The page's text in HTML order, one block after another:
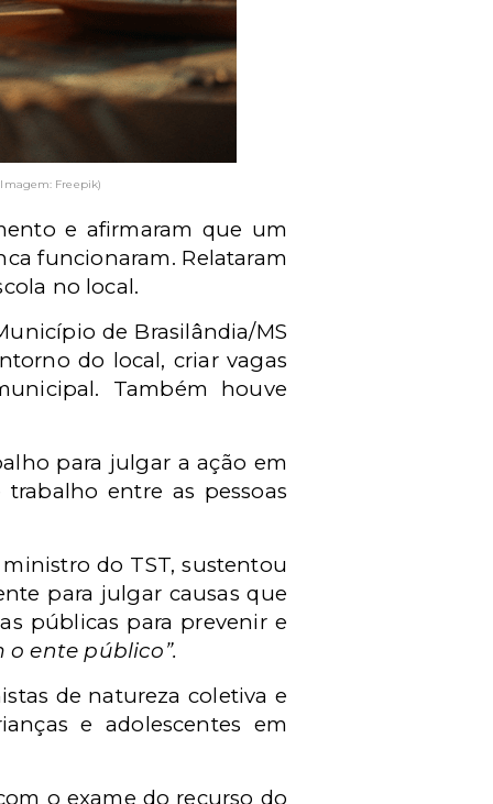
Freepik)
e afirmaram que um
funcionaram. Relataram
no local.
de Brasilândia/MS
do local, criar vagas
Também houve
para julgar a ação em
entre as pessoas
do TST, sustentou
para julgar causas que
públicas para prevenir e
ente público”.
de natureza coletiva e
e adolescentes em
o exame do recurso do